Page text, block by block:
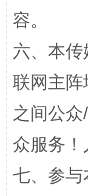
在谋
容。
六、本
联网主
之间公
众服务！
七、参